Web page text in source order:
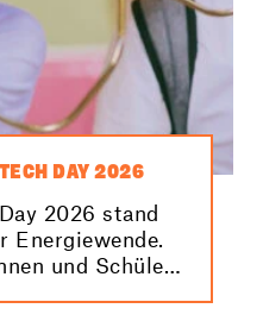
DAY 2026
2026 stand
Energiewende.
und Schüler